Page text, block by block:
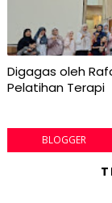
Digagas oleh
Pelatihan Terapi
BLOGGER